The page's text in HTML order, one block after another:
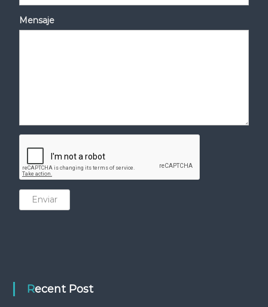
Mensaje
Enviar
Recent Post